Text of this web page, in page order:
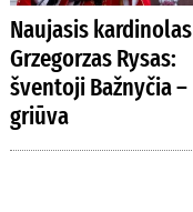
Naujasis kardinolas
Grzegorzas Rysas:
šventoji Bažnyčia –
griūva